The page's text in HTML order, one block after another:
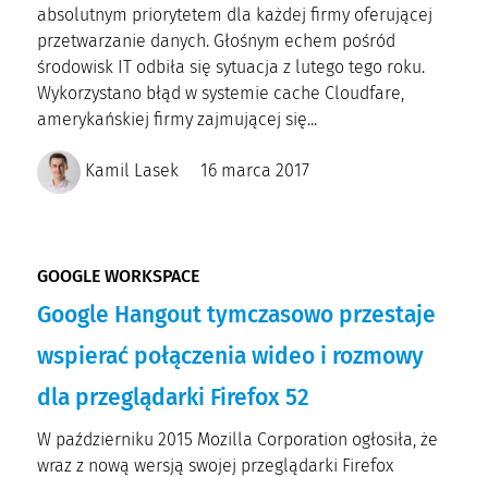
absolutnym priorytetem dla każdej firmy oferującej
przetwarzanie danych. Głośnym echem pośród
środowisk IT odbiła się sytuacja z lutego tego roku.
Wykorzystano błąd w systemie cache Cloudfare,
amerykańskiej firmy zajmującej się...
Kamil Lasek 16 marca 2017
GOOGLE WORKSPACE
Google Hangout tymczasowo przestaje
wspierać połączenia wideo i rozmowy
dla przeglądarki Firefox 52
W październiku 2015 Mozilla Corporation ogłosiła, że
wraz z nową wersją swojej przeglądarki Firefox